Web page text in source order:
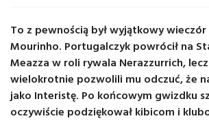
To z pewnością był wyjątkowy wieczór
Mourinho. Portugalczyk powrócił na
Meazza w roli rywala Nerazzurrich,
wielokrotnie pozwolili mu odczuć, że
jako Interistę. Po końcowym gwizdku
oczywiście podziękował kibicom i